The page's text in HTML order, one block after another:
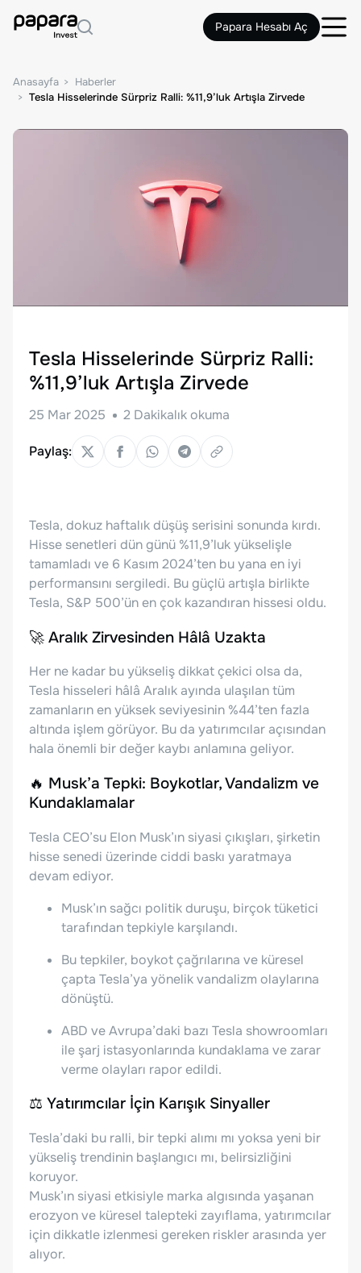
Papara Hesabı Aç
Anasayfa
Haberler
Tesla Hisselerinde Sürpriz Ralli: %11,9’luk Artışla Zirvede
Tesla Hisselerinde Sürpriz Ralli:
%11,9’luk Artışla Zirvede
25 Mar 2025 2 Dakikalık okuma
Paylaş:
Tesla, dokuz haftalık düşüş serisini sonunda kırdı.
Hisse senetleri dün günü %11,9’luk yükselişle
tamamladı ve 6 Kasım 2024’ten bu yana en iyi
performansını sergiledi. Bu güçlü artışla birlikte
Tesla, S&P 500’ün en çok kazandıran hissesi oldu.
🚀 Aralık Zirvesinden Hâlâ Uzakta
Her ne kadar bu yükseliş dikkat çekici olsa da,
Tesla hisseleri hâlâ Aralık ayında ulaşılan tüm
zamanların en yüksek seviyesinin %44’ten fazla
altında işlem görüyor. Bu da yatırımcılar açısından
hala önemli bir değer kaybı anlamına geliyor.
🔥 Musk’a Tepki: Boykotlar, Vandalizm ve
Kundaklamalar
Tesla CEO’su Elon Musk’ın siyasi çıkışları, şirketin
hisse senedi üzerinde ciddi baskı yaratmaya
devam ediyor.
Musk’ın sağcı politik duruşu, birçok tüketici
tarafından tepkiyle karşılandı.
Bu tepkiler, boykot çağrılarına ve küresel
çapta Tesla’ya yönelik vandalizm olaylarına
dönüştü.
ABD ve Avrupa’daki bazı Tesla showroomları
ile şarj istasyonlarında kundaklama ve zarar
verme olayları rapor edildi.
⚖️ Yatırımcılar İçin Karışık Sinyaller
Tesla’daki bu ralli, bir tepki alımı mı yoksa yeni bir
yükseliş trendinin başlangıcı mı, belirsizliğini
koruyor.
Musk’ın siyasi etkisiyle marka algısında yaşanan
erozyon ve küresel talepteki zayıflama, yatırımcılar
için dikkatle izlenmesi gereken riskler arasında yer
alıyor.